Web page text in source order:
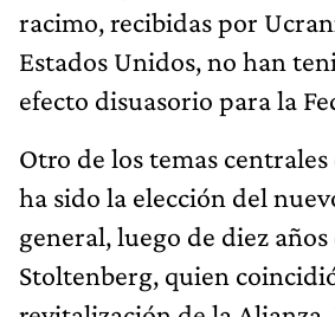
racimo, recibidas por
Estados Unidos, no han
efecto disuasorio para la
Otro de los temas
ha sido la elección del
general, luego de diez años
Stoltenberg, quien